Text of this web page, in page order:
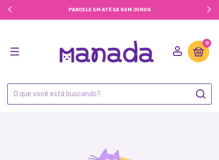
PARCELE EM ATÉ 5X SEM JUROS
0